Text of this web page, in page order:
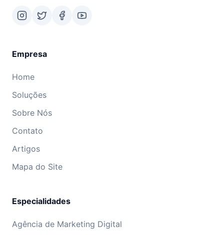
Empresa
Home
Soluções
Sobre Nós
Contato
Artigos
Mapa do Site
Especialidades
Agência de Marketing Digital